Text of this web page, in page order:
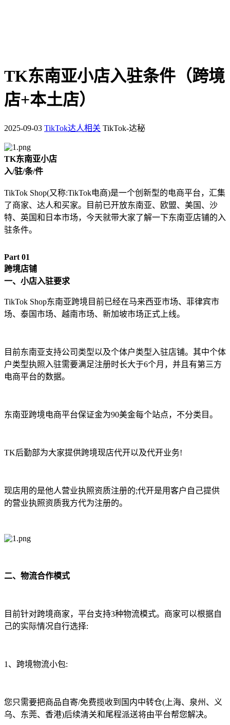
TK东南亚小店入驻条件（跨境
店+本土店）
2025-09-03 TikTok达人相关 TikTok-达秘
TK东南亚小店
入/驻/条/件
TikTok Shop(又称:TikTok电商)是一个创新型的电商平台，汇集
了商家、达人和买家。目前已开放东南亚、欧盟、美国、沙
特、英国和日本市场，今天就带大家了解一下东南亚店铺的入
驻条件。
Part 01
跨境店铺
一、小店入驻要求
TikTok Shop东南亚跨境目前已经在马来西亚市场、菲律宾市
场、泰国市场、越南市场、新加坡市场正式上线。
目前东南亚支持公司类型以及个体户类型入驻店铺。其中个体
户类型执照入驻需要满足注册时长大于6个月，并且有第三方
电商平台的数据。
东南亚跨境电商平台保证金为90美金每个站点，不分类目。
TK后勤部为大家提供跨境现店代开以及代开业务!
现店用的是他人营业执照资质注册的;代开是用客户自己提供
的营业执照资质我方代为注册的。
二、物流合作模式
目前针对跨境商家，平台支持3种物流模式。商家可以根据自
己的实际情况自行选择:
1、跨境物流小包:
您只需要把商品自寄/免费揽收到国内中转仓(上海、泉州、义
乌、东莞、香港)后续清关和尾程派送将由平台帮您解决。